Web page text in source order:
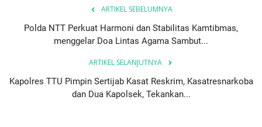
ARTIKEL SEBELUMNYA
Polda NTT Perkuat Harmoni dan Stabilitas Kamtibmas,
menggelar Doa Lintas Agama Sambut...
ARTIKEL SELANJUTNYA
Kapolres TTU Pimpin Sertijab Kasat Reskrim, Kasatresnarkoba
dan Dua Kapolsek, Tekankan...